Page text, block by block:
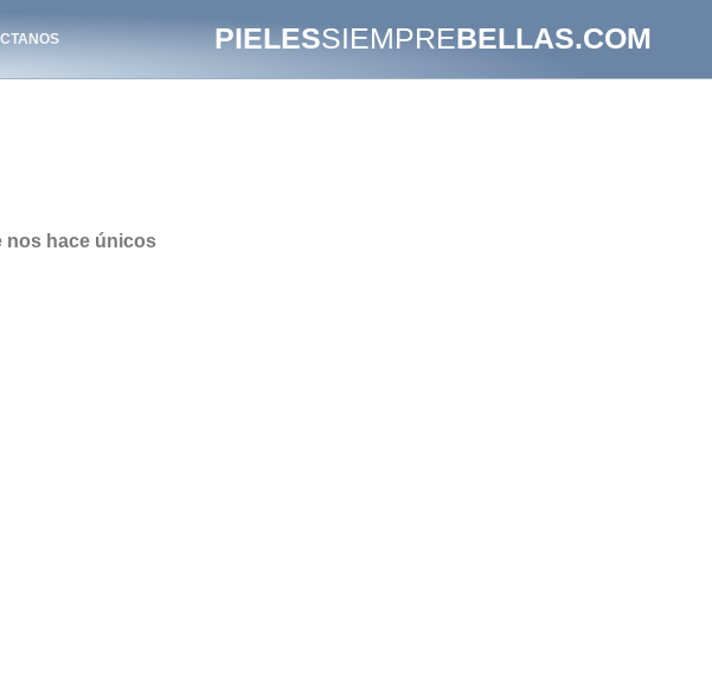
PIELESSIEMPREBELLAS.COM
nos hace únicos